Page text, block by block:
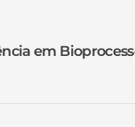
em